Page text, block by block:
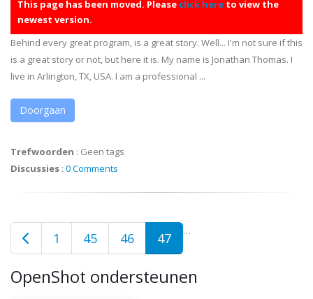
This page has been moved. Please click here to view the
newest version.
Behind every great program, is a great story. Well... I'm not sure if this
is a great story or not, but here it is. My name is Jonathan Thomas. I
live in Arlington, TX, USA. I am a professional ...
Doorgaan
Trefwoorden : Geen tags
Discussies : 0 Comments
1 …
45 46 47
OpenShot ondersteunen